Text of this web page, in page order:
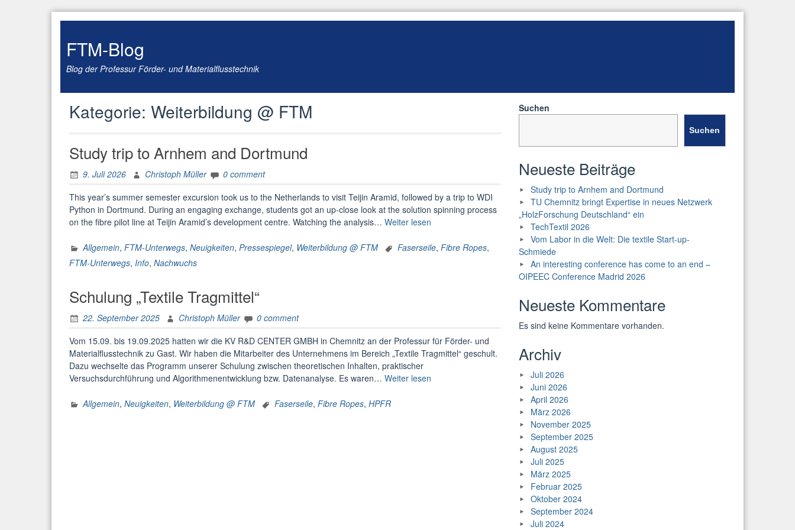
FTM-Blog
Blog der Professur Förder- und Materialflusstechnik
Kategorie: Weiterbildung @ FTM
Study trip to Arnhem and Dortmund
9. Juli 2026 Christoph Müller
0 comment
This year’s summer semester excursion took us to the Netherlands to visit Teijin Aramid, followed by a trip to WDI
Python in Dortmund. During an engaging exchange, students got an up-close look at the solution spinning process
on the fibre pilot line at Teijin Aramid’s development centre. Watching the analysis… Weiter lesen
to
Allgemein, FTM-Unterwegs, Neuigkeiten, Pressespiegel, Weiterbildung @ FTM Faserseile, Fibre Ropes,
FTM-Unterwegs, Info, Nachwuchs
Schulung „Textile Tragmittel“
22. September 2025 Christoph Müller
0 comment
Vom 15.09. bis 19.09.2025 hatten wir die KV R&D CENTER GMBH in Chemnitz an der Professur für Förder- und
Materialflusstechnik zu Gast. Wir haben die Mitarbeiter des Unternehmens im Bereich „Textile Tragmittel“ geschult.
Dazu wechselte das Programm unserer Schulung zwischen theoretischen Inhalten, praktischer
Versuchsdurchführung und Algorithmenentwicklung bzw. Datenanalyse. Es waren… Weiter lesen
Allgemein, Neuigkeiten, Weiterbildung @ FTM Faserseile, Fibre Ropes, HPFR
Suchen
Suchen
Neueste Beiträge
Study trip to Arnhem and Dortmund
TU Chemnitz bringt Expertise in neues Netzwerk
„HolzForschung Deutschland“ ein
TechTextil 2026
Vom Labor in die Welt: Die textile Start-up-
Schmiede
An interesting conference has come to an end –
OIPEEC Conference Madrid 2026
Neueste Kommentare
Es sind keine Kommentare vorhanden.
Archiv
Juli 2026
Juni 2026
April 2026
März 2026
November 2025
September 2025
August 2025
Juli 2025
März 2025
Februar 2025
Oktober 2024
September 2024
Juli 2024